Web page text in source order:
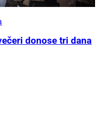
donose tri dana